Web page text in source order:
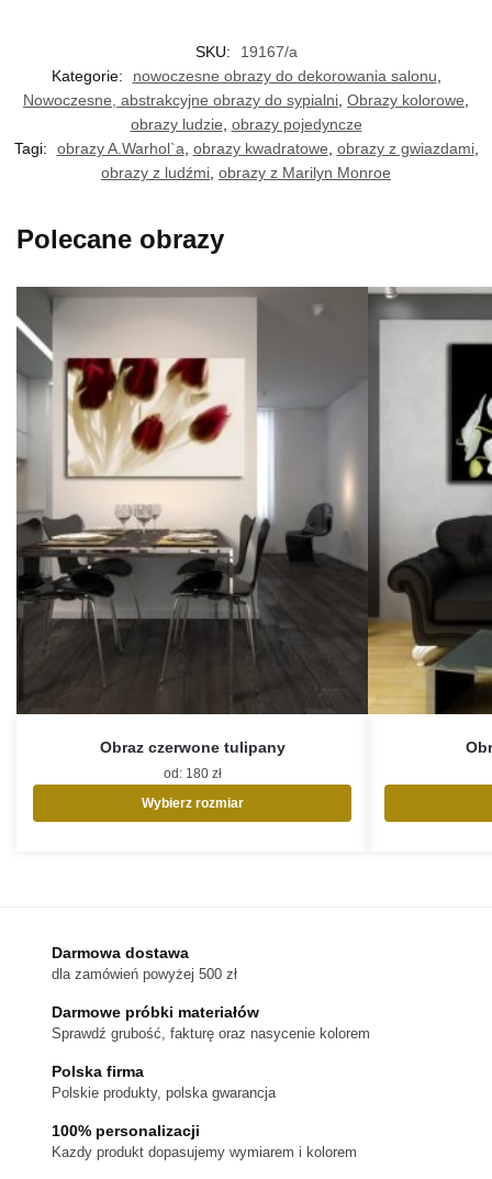
SKU:
19167/a
Kategorie:
nowoczesne obrazy do dekorowania salonu
Nowoczesne, abstrakcyjne obrazy do sypialni Obrazy kolorowe
obrazy ludzie obrazy pojedyncze
Tagi:
obrazy A.Warhol`a obrazy kwadratowe obrazy z gwiazdami,
obrazy z ludźmi obrazy z Marilyn Monroe
Polecane obrazy
Obraz czerwone tulipany
od: 180 zł
Wybierz rozmiar
wybrać
stronie
produktu
Darmowa dostawa
dla zamówień powyżej 500 zł
Darmowe próbki materiałów
Sprawdź grubość, fakturę oraz nasycenie kolorem
Polska firma
Polskie produkty, polska gwarancja
100% personalizacji
Kazdy produkt dopasujemy wymiarem i kolorem